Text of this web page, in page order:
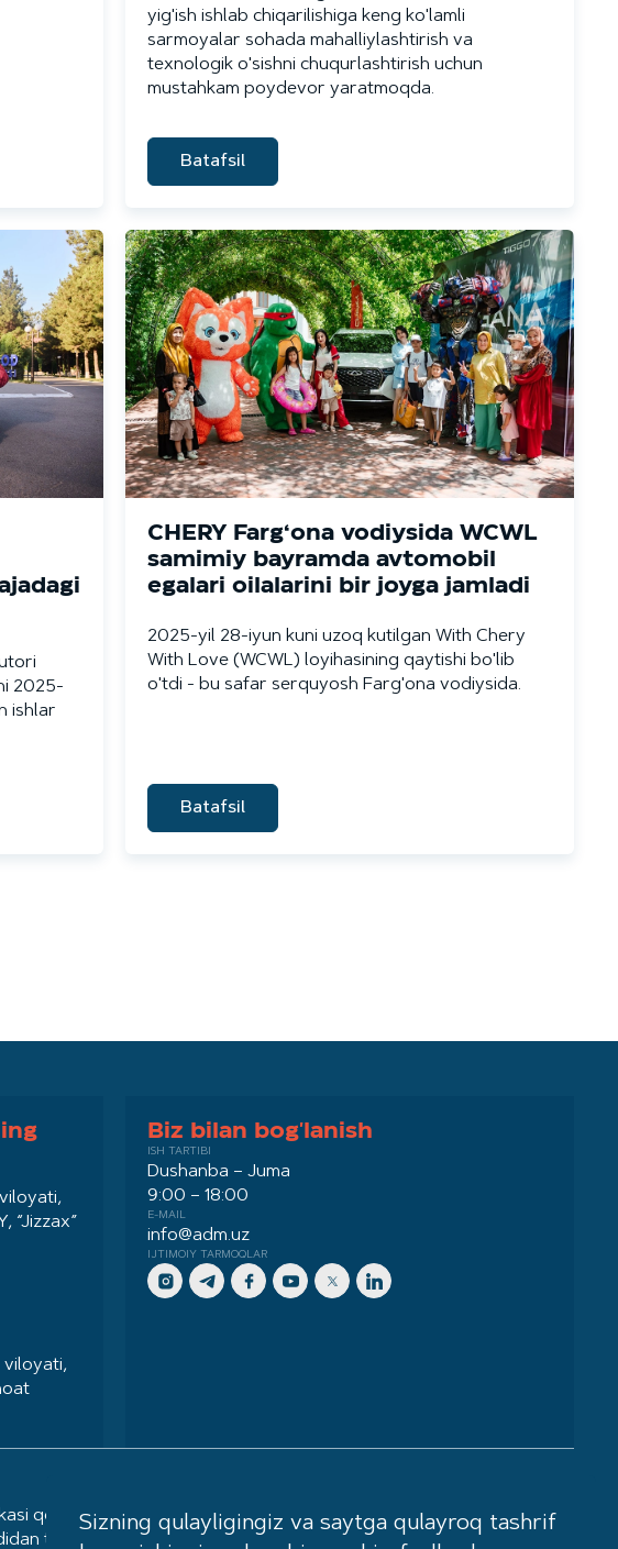
yig'ish ishlab chiqarilishiga keng ko'lamli
sarmoyalar sohada mahalliylashtirish va
texnologik o'sishni chuqurlashtirish uchun
mustahkam poydevor yaratmoqda.
Batafsil
2025-
ishlar
CHERY Farg‘ona vodiysida WCWL
samimiy bayramda avtomobil
egalari oilalarini bir joyga jamladi
2025-yil 28-iyun kuni uzoq kutilgan With Chery
With Love (WCWL) loyihasining qaytishi bo'lib
o'tdi - bu safar serquyosh Farg'ona vodiysida.
Batafsil
Sizning qulayligingiz va saytga qulayroq tashrif
viloyati,
“Jizzax”
viloyati,
Biz bilan bog'lanish
ISH TARTIBI
Dushanba – Juma
9:00 – 18:00
E-MAIL
info@adm.uz
IJTIMOIY TARMOQLAR
qonunchiligiga muvofiq faoliyat yuritadi. Sotilayotgan
tashqarida joylashgan shaxslarning iste’mol xulq-atvori